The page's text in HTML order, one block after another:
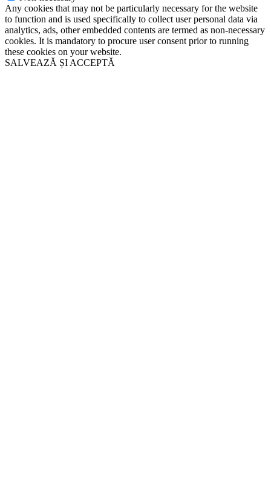
Any cookies that may not be particularly necessary for the website
to function and is used specifically to collect user personal data via
analytics, ads, other embedded contents are termed as non-necessary
cookies. It is mandatory to procure user consent prior to running
these cookies on your website.
SALVEAZĂ ȘI ACCEPTĂ